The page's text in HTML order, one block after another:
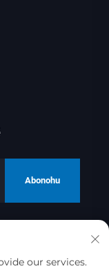
Abonohu
our services.